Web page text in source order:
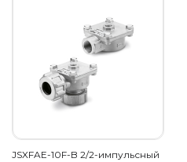
JSXFAE-10F-B 2/2-импульсный